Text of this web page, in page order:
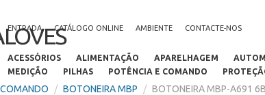
ENTRADA CATÁLOGO ONLINE AMBIENTE CONTACTE-NOS
ACESSÓRIOS ALIMENTAÇÃO APARELHAGEM
MEDIÇÃO
PILHAS POTÊNCIA E COMANDO
/ BOTONEIRA MBP / BOTONEIRA MBP-A691